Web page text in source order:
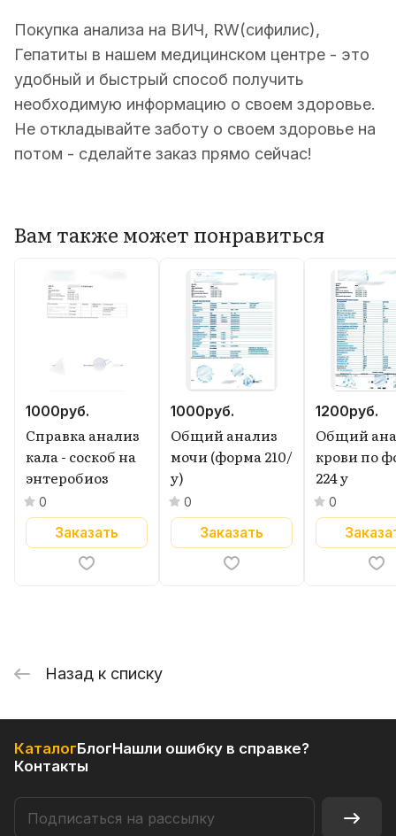
Покупка анализа на ВИЧ, RW(сифилис),
Гепатиты в нашем медицинском центре - это
удобный и быстрый способ получить
необходимую информацию о своем здоровье.
Не откладывайте заботу о своем здоровье на
потом - сделайте заказ прямо сейчас!
Вам также может понравиться
1000руб.
Справка анализ
кала - соскоб на
энтеробиоз
0
Заказать
1000руб.
Общий анализ
мочи (форма 210/
у)
0
Заказать
1200руб.
Общий
крови по
224 у
0
Назад к списку
КаталогБлогНашли ошибку в справке?
Контакты